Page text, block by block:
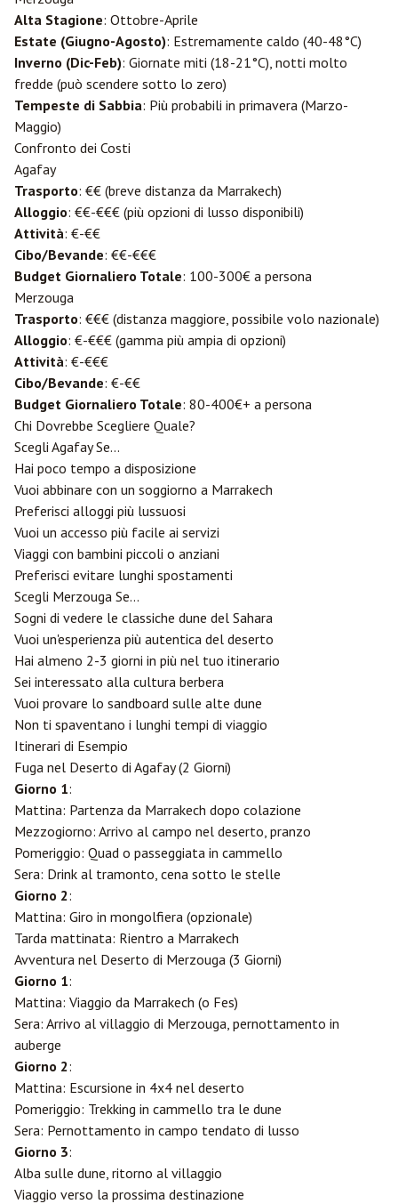
Alta Stagione: Ottobre-Aprile
Estate (Giugno-Agosto): Estremamente caldo (40-48°C)
Inverno (Dic-Feb): Giornate miti (18-21°C), notti molto
fredde (può scendere sotto lo zero)
Tempeste di Sabbia: Più probabili in primavera (Marzo-
Maggio)
Confronto dei Costi
Agafay
Trasporto: €€ (breve distanza da Marrakech)
Alloggio: €€-€€€ (più opzioni di lusso disponibili)
Attività: €-€€
Cibo/Bevande: €€-€€€
Budget Giornaliero Totale: 100-300€ a persona
Merzouga
Trasporto: €€€ (distanza maggiore, possibile volo nazionale)
Alloggio: €-€€€ (gamma più ampia di opzioni)
Attività: €-€€€
Cibo/Bevande: €-€€
Budget Giornaliero Totale: 80-400€+ a persona
Chi Dovrebbe Scegliere Quale?
Scegli Agafay Se...
Hai poco tempo a disposizione
Vuoi abbinare con un soggiorno a Marrakech
Preferisci alloggi più lussuosi
Vuoi un accesso più facile ai servizi
Viaggi con bambini piccoli o anziani
Preferisci evitare lunghi spostamenti
Scegli Merzouga Se...
Sogni di vedere le classiche dune del Sahara
Vuoi un'esperienza più autentica del deserto
Hai almeno 2-3 giorni in più nel tuo itinerario
Sei interessato alla cultura berbera
Vuoi provare lo sandboard sulle alte dune
Non ti spaventano i lunghi tempi di viaggio
Itinerari di Esempio
Fuga nel Deserto di Agafay (2 Giorni)
Giorno 1:
Mattina: Partenza da Marrakech dopo colazione
Mezzogiorno: Arrivo al campo nel deserto, pranzo
Pomeriggio: Quad o passeggiata in cammello
Sera: Drink al tramonto, cena sotto le stelle
Giorno 2:
Mattina: Giro in mongolfiera (opzionale)
Tarda mattinata: Rientro a Marrakech
Avventura nel Deserto di Merzouga (3 Giorni)
Giorno 1:
Mattina: Viaggio da Marrakech (o Fes)
Sera: Arrivo al villaggio di Merzouga, pernottamento in
auberge
Giorno 2:
Mattina: Escursione in 4x4 nel deserto
Pomeriggio: Trekking in cammello tra le dune
Sera: Pernottamento in campo tendato di lusso
Giorno 3:
Alba sulle dune, ritorno al villaggio
Viaggio verso la prossima destinazione